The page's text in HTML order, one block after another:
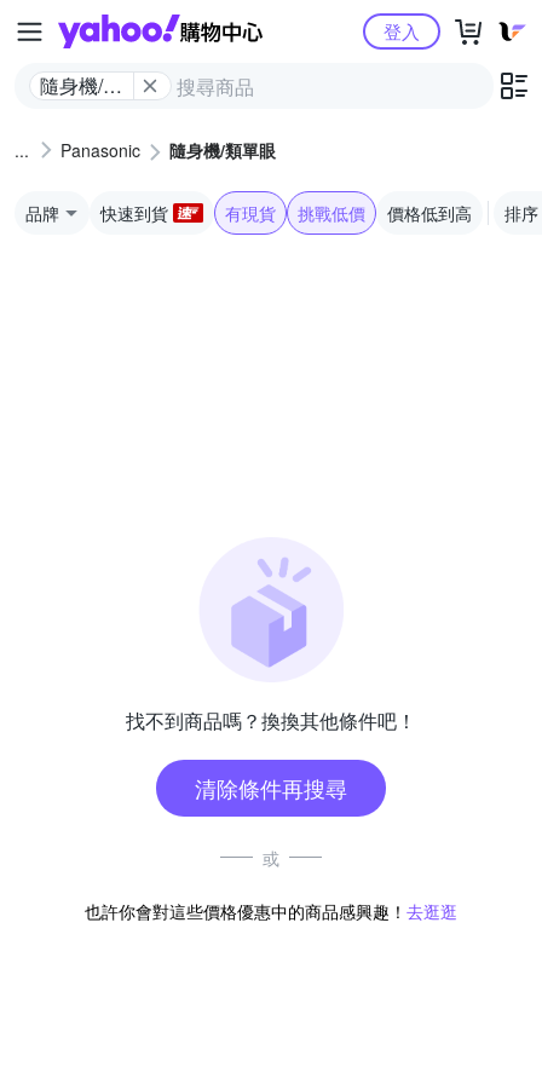
Yahoo購物中心
隨身機/類
登入
Panasonic 隨身機/類單眼
品牌 快速到貨 有現貨 挑戰低價 價格低到高 排序
找不到商品嗎？換換其他條件吧！
清除條件再搜尋
或
也許你會對這些價格優惠中的商品感興趣！ 去逛逛